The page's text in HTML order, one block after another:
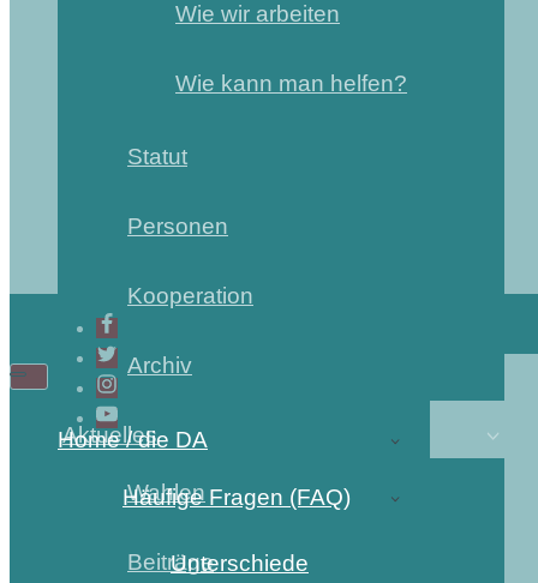
Wie wir arbeiten
Wie kann man helfen?
Statut
Personen
Kooperation
Archiv
Aktuelles
Wahlen
Beiträge
Home / die DA
Häufige Fragen (FAQ)
Unterschiede